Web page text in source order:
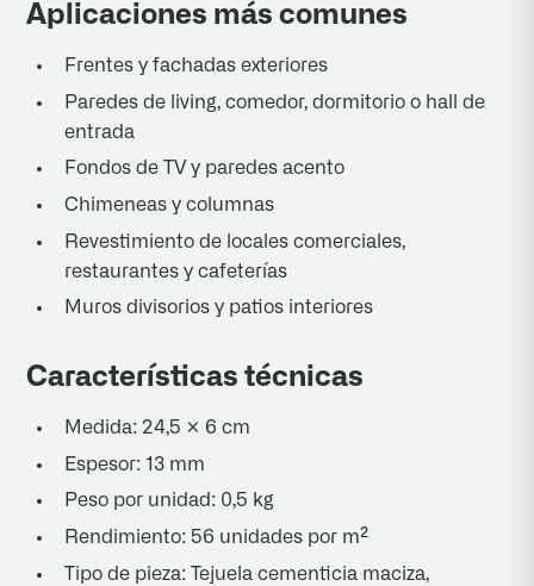
Aplicaciones más comunes
Frentes y fachadas exteriores
Paredes de living, comedor, dormitorio o hall de
entrada
Fondos de TV y paredes acento
Chimeneas y columnas
Revestimiento de locales comerciales,
restaurantes y cafeterías
Muros divisorios y patios interiores
Características técnicas
Medida: 24,5 × 6 cm
Espesor: 13 mm
Peso por unidad: 0,5 kg
Rendimiento: 56 unidades por m²
Tipo de pieza: Tejuela cementicia maciza,